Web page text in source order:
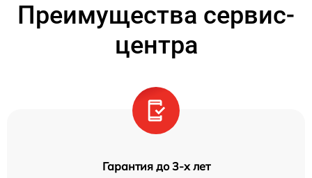
Преимущества сервис-
центра
Гарантия до 3-х лет